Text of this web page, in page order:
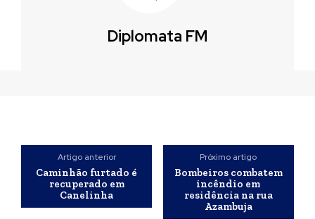
Diplomata FM
Artigo anterior
Caminhão furtado é
recuperado em
Canelinha
Próximo artigo
Bombeiros combatem
incêndio em
residência na rua
Azambuja